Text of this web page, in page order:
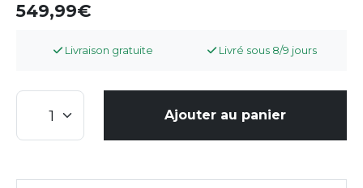
549,99
Livraison gratuite Livré sous 8/9 jours
Ajouter au panier